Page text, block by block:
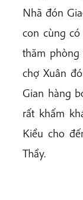
Nhã đón
con cùng
thăm
chợ Xuân
Gian hàng
rất khấm
Kiều cho
Thầy.